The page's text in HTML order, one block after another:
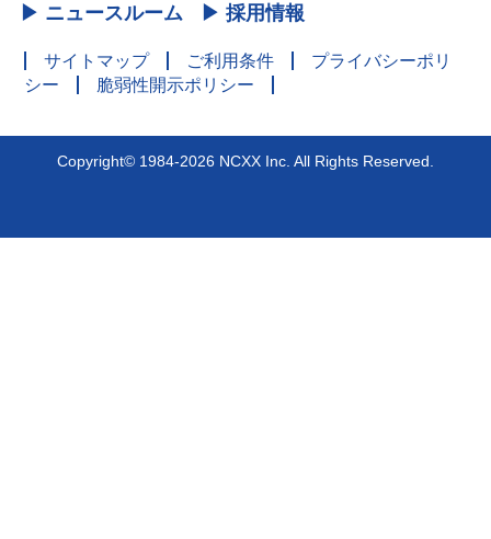
▶ ニュースルーム ▶ 採用情報
サイトマップ ご利用条件
プライバシーポリ
シー
脆弱性開示ポリシー
Copyright© 1984-2026 NCXX Inc. All Rights Reserved.